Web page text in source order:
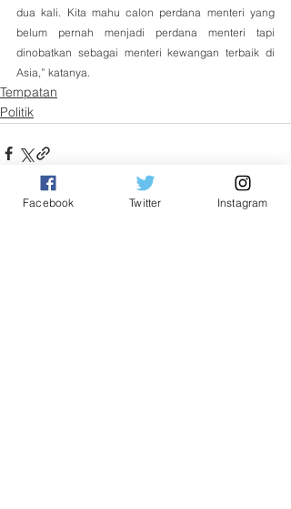
dua kali. Kita mahu calon perdana menteri yang
belum pernah menjadi perdana menteri tapi
dinobatkan sebagai menteri kewangan terbaik di
Asia,” katanya.
Tempatan
Politik
Facebook Twitter Instagram